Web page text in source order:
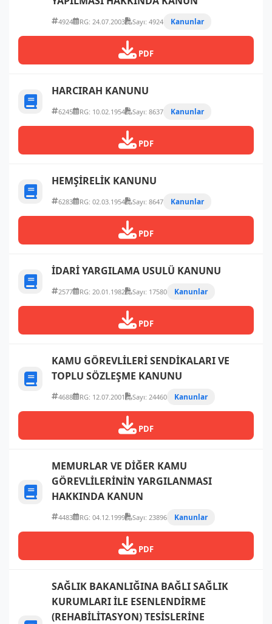
4924 RG: 24.07.2003 Sayı: 4924 Kanunlar
PDF
HARCIRAH KANUNU
6245 RG: 10.02.1954 Sayı: 8637 Kanunlar
PDF
HEMŞİRELİK KANUNU
6283 RG: 02.03.1954 Sayı: 8647 Kanunlar
PDF
İDARİ YARGILAMA USULÜ KANUNU
2577 RG: 20.01.1982 Sayı: 17580 Kanunlar
PDF
KAMU GÖREVLİLERİ SENDİKALARI VE
TOPLU SÖZLEŞME KANUNU
4688 RG: 12.07.2001 Sayı: 24460 Kanunlar
PDF
MEMURLAR VE DİĞER KAMU
GÖREVLİLERİNİN YARGILANMASI
HAKKINDA KANUN
4483 RG: 04.12.1999 Sayı: 23896 Kanunlar
PDF
SAĞLIK BAKANLIĞINA BAĞLI SAĞLIK
KURUMLARI İLE ESENLENDİRME
(REHABİLİTASYON) TESİSLERİNE